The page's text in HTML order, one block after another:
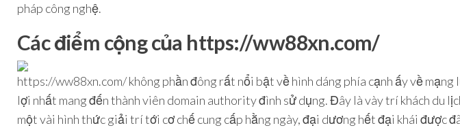
pháp công nghệ.
Các điểm cộng của https://ww88xn.com/
https://ww88xn.com/ không phần đông rất nổi bật về hình dáng phía cạnh ấy về
lợi nhất mang đến thành viên domain authority đình sử dụng. Đây là vày trí khách du
một vài hình thức giải trí tới cơ chế cung cấp hằng ngày, đại dương hết đại khái được